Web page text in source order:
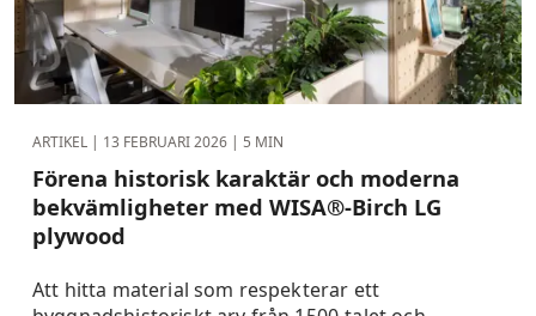
ARTIKEL | 13 FEBRUARI 2026 | 5 MIN
Förena historisk karaktär och moderna
bekvämligheter med WISA®‑Birch LG
plywood
Att hitta material som respekterar ett